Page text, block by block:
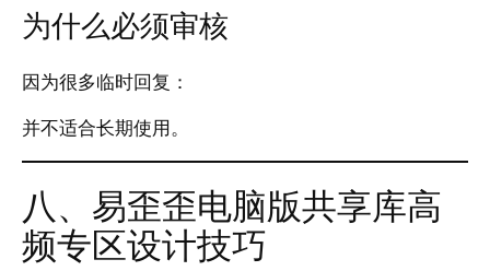
为什么必须审核
因为很多临时回复：
并不适合长期使用。
八、易歪歪电脑版共享库高
频专区设计技巧